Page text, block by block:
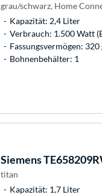
grau/schwarz, Home
Kapazität: 2,4 Liter
Verbrauch: 1.500 Watt
Fassungsvermögen: 320
Bohnenbehälter: 1
Siemens
titan
Kapazität: 1,7 Liter